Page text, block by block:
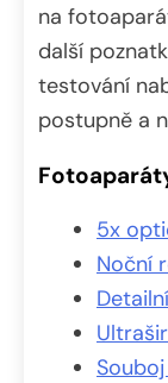
na
další
testování
postupně a
5x
Noční